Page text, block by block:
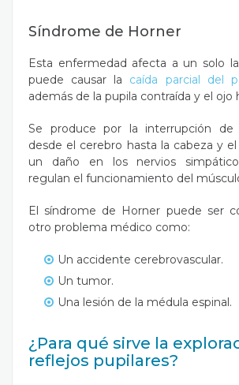
Síndrome de Horner
Esta enfermedad afecta a un solo
puede causar la caída parcial del
además de la pupila contraída y el ojo
Se produce por la interrupción de
desde el cerebro hasta la cabeza y
un daño en los nervios
regulan el funcionamiento del
El síndrome de Horner puede ser
otro problema médico como:
Un accidente cerebrovascular.
Un tumor.
Una lesión de la médula espinal.
¿Para qué sirve la
reflejos pupilares?